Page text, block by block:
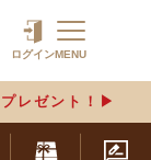
ログインMENU
プレゼント！